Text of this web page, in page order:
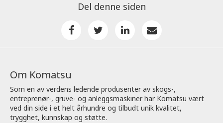
Del denne siden
Om Komatsu
Som en av verdens ledende produsenter av skogs-,
entreprenør-, gruve- og anleggsmaskiner har Komatsu vært
ved din side i et helt århundre og tilbudt unik kvalitet,
trygghet, kunnskap og støtte.